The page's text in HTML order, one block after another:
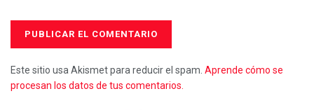
Este sitio usa Akismet para reducir el spam. Aprende cómo se
procesan los datos de tus comentarios.